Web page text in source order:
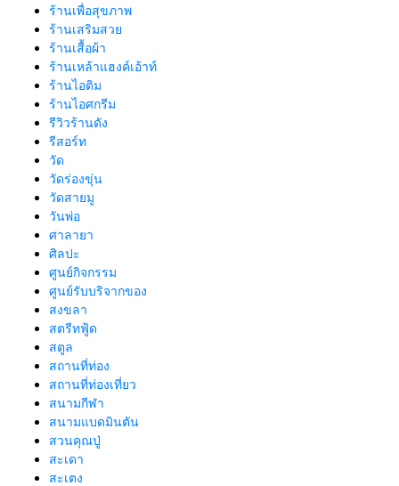
ร้านเพื่อสุขภาพ
ร้านเสริมสวย
ร้านเสื้อผ้า
ร้านเหล้าแฮงค์เอ้าท์
ร้านไอติม
ร้านไอศกรีม
รีวิวร้านดัง
รีสอร์ท
วัด
วัดร่องขุ่น
วัดสายมู
วันพ่อ
ศาลายา
ศิลปะ
ศูนย์กิจกรรม
ศูนย์รับบริจากของ
สงขลา
สตรีทฟู้ด
สตูล
สถานที่ท่อง
สถานที่ท่องเที่ยว
สนามกีฬา
สนามแบดมินตัน
สวนคุณปู่
สะเดา
สะเตง